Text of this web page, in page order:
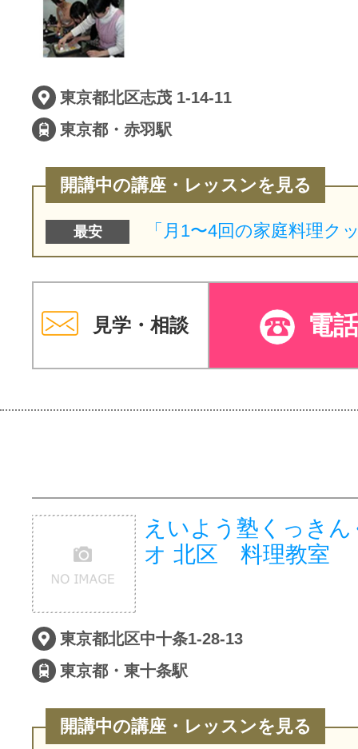
東京都北区志茂 1-14-11
東京都・赤羽駅
開講中の講座・レッスンを見る
最安
見学・相談 電
えいよう塾くっき
オ 北区 料理教室
東京都北区中十条1-28-13
東京都・東十条駅
開講中の講座・レッスンを見る